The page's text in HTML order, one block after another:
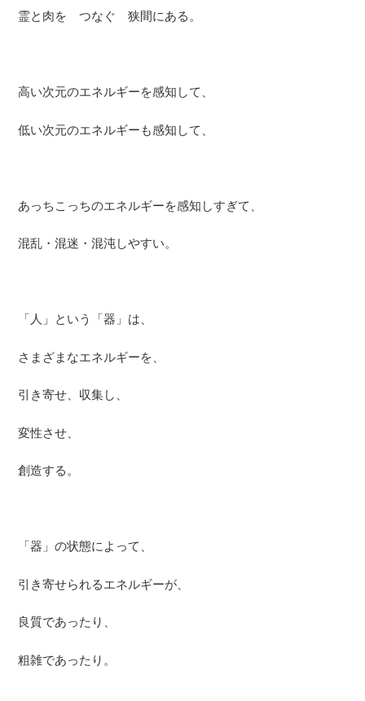
霊と肉を つなぐ 狭間にある。
高い次元のエネルギーを感知して、
低い次元のエネルギーも感知して、
あっちこっちのエネルギーを感知しすぎて、
混乱・混迷・混沌しやすい。
「人」という「器」は、
さまざまなエネルギーを、
引き寄せ、収集し、
変性させ、
創造する。
「器」の状態によって、
引き寄せられるエネルギーが、
良質であったり、
粗雑であったり。